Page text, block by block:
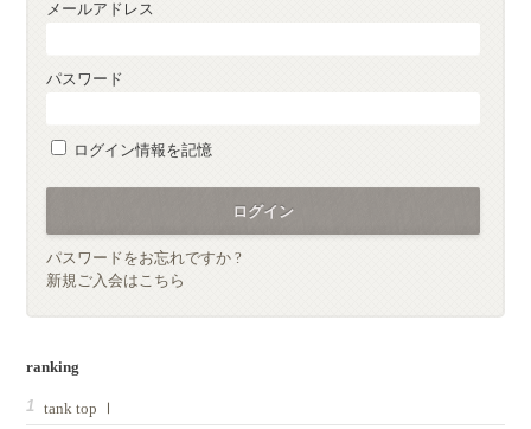
メールアドレス
パスワード
ログイン情報を記憶
パスワードをお忘れですか ?
新規ご入会はこちら
ranking
tank top Ⅰ